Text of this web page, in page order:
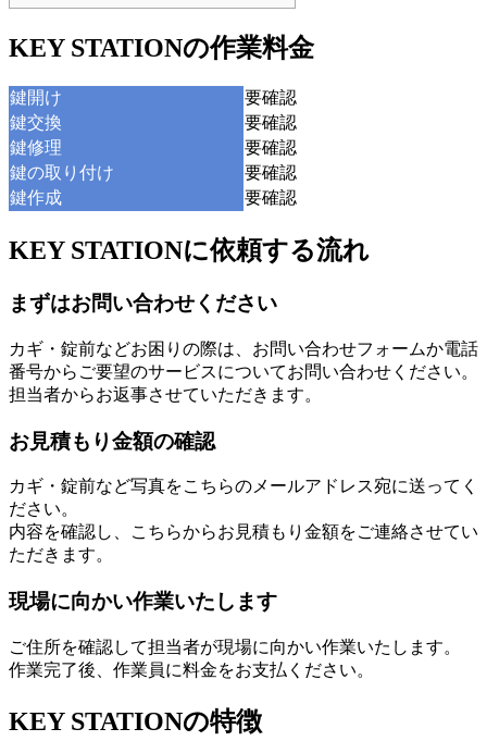
KEY STATIONの作業料金
鍵開け
要確認
鍵交換
要確認
鍵修理
要確認
鍵の取り付け
要確認
鍵作成
要確認
KEY STATIONに依頼する流れ
まずはお問い合わせください
カギ・錠前などお困りの際は、お問い合わせフォームか電話
番号からご要望のサービスについてお問い合わせください。
担当者からお返事させていただきます。
お見積もり金額の確認
カギ・錠前など写真をこちらのメールアドレス宛に送ってく
ださい。
内容を確認し、こちらからお見積もり金額をご連絡させてい
ただきます。
現場に向かい作業いたします
ご住所を確認して担当者が現場に向かい作業いたします。
作業完了後、作業員に料金をお支払ください。
KEY STATIONの特徴